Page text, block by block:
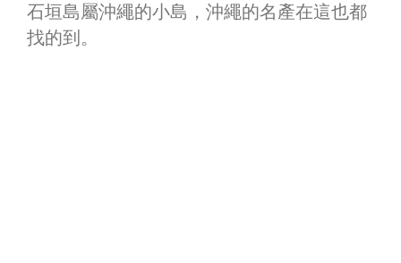
石垣島屬沖繩的小島，沖繩的名產在這也都
找的到。